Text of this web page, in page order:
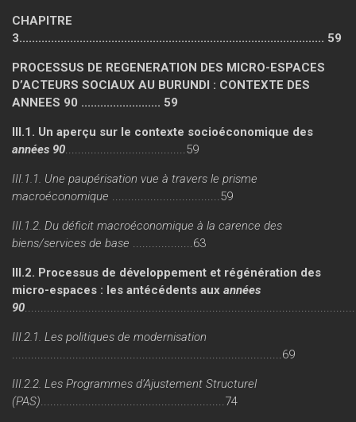
CHAPITRE
3................................................................................................ 59
PROCESSUS DE REGENERATION DES MICRO-ESPACES
D’ACTEURS SOCIAUX AU BURUNDI : CONTEXTE DES
ANNEES 90 ......................... 59
III.1. Un aperçu sur le contexte socioéconomique des
années 90 ......................................59
III.1.1. Une paupérisation vue à travers le prisme
macroéconomique
..................................59
III.1.2. Du déficit macroéconomique à la carence des
biens/services de base
...................63
III.2. Processus de développement et régénération des
micro-espaces : les antécédents aux années
90
III.2.1. Les politiques de modernisation
.....................................................................................69
III.2.2. Les Programmes d’Ajustement Structurel
(PAS) ..........................................................74